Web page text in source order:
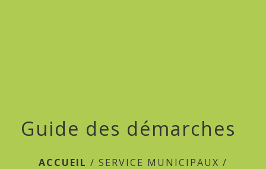
Guide des démarches
ACCUEIL / SERVICE MUNICIPAUX /